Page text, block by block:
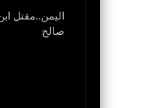
اليمن..مقتل
صالح